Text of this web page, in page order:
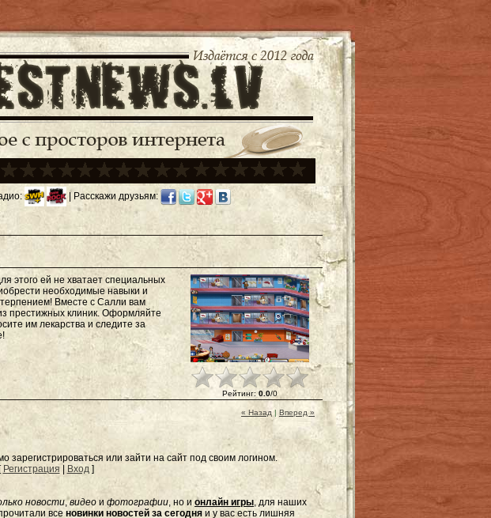
| Расскажи друзьям:
этого ей не хватает специальных
необходимые навыки и
Вместе с Салли вам
престижных клиник. Оформляйте
им лекарства и следите за
Рейтинг: 0.0/0
« Назад | Вперед »
зарегистрироваться или зайти на сайт под своим логином.
[ Регистрация Вход]
новости,видео и фотографии, но и онлайн игры, для наших
всеновинки новостей за сегодня и у вас есть лишняя